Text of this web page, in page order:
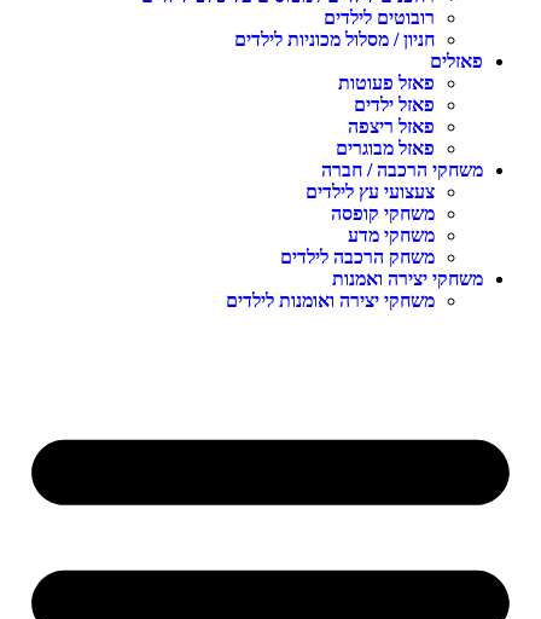
רובוטים לילדים
חניון / מסלול מכוניות לילדים
פאזלים
פאזל פעוטות
פאזל ילדים
פאזל ריצפה
פאזל מבוגרים
משחקי הרכבה / חברה
צעצועי עץ לילדים
משחקי קופסה
משחקי מדע
משחק הרכבה לילדים
משחקי יצירה ואמנות
משחקי יצירה ואומנות לילדים